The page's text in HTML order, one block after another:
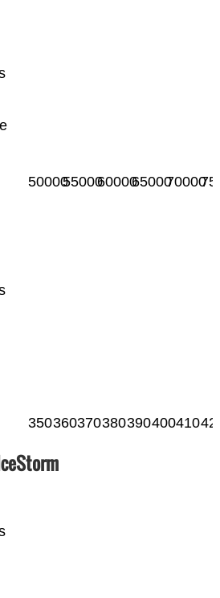
5000055000600006500070000
350360370380390400410